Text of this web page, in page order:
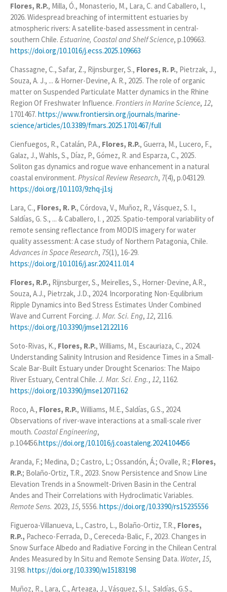
Flores, R.P., Milla, Ó., Monasterio, M., Lara, C. and Caballero, I.,
2026. Widespread breaching of intermittent estuaries by
atmospheric rivers: A satellite-based assessment in central-
southern Chile. Estuarine, Coastal and Shelf Science, p.109663.
https://doi.org/10.1016/j.ecss.2025.109663
Chassagne, C., Safar, Z., Rijnsburger, S., Flores, R. P., Pietrzak, J.,
Souza, A. J., ... & Horner-Devine, A. R., 2025. The role of organic
matter on Suspended Particulate Matter dynamics in the Rhine
Region Of Freshwater Influence. Frontiers in Marine Science, 12,
1701467. https://www.frontiersin.org/journals/marine-
science/articles/10.3389/fmars.2025.1701467/full
Cienfuegos, R., Catalán, P.A., Flores, R.P., Guerra, M., Lucero, F.,
Galaz, J., Wahls, S., Díaz, P., Gómez, R. and Esparza, C., 2025.
Soliton gas dynamics and rogue wave enhancement in a natural
coastal environment. Physical Review Research, 7(4), p.043129.
https://doi.org/10.1103/9zhq-j1sj
Lara, C., Flores, R. P., Córdova, V., Muñoz, R., Vásquez, S. I.,
Saldías, G. S., ... & Caballero, I. , 2025. Spatio-temporal variability of
remote sensing reflectance from MODIS imagery for water
quality assessment: A case study of Northern Patagonia, Chile.
Advances in Space Research, 75(1), 16-29.
https://doi.org/10.1016/j.asr.2024.11.014
Flores, R.P., Rijnsburger, S., Meirelles, S., Horner-Devine, A.R.,
Souza, A.J., Pietrzak, J.D., 2024. Incorporating Non-Equlibrium
Ripple Dynamics into Bed Stress Estimates Under Combined
Wave and Current Forcing. J. Mar. Sci. Eng, 12, 2116.
https://doi.org/10.3390/jmse12122116
Soto-Rivas, K., Flores, R.P., Williams, M., Escauriaza, C., 2024.
Understanding Salinity Intrusion and Residence Times in a Small-
Scale Bar-Built Estuary under Drought Scenarios: The Maipo
River Estuary, Central Chile. J. Mar. Sci. Eng., 12, 1162.
https://doi.org/10.3390/jmse12071162
Roco, A., Flores, R.P., Williams, M.E., Saldías, G.S., 2024.
Observations of river-wave interactions at a small-scale river
mouth. Coastal Engineering,
p.104456.https://doi.org/10.1016/j.coastaleng.2024.104456
Aranda, F.; Medina, D.; Castro, L.; Ossandón, Á.; Ovalle, R.; Flores,
R.P.; Bolaño-Ortiz, T.R., 2023. Snow Persistence and Snow Line
Elevation Trends in a Snowmelt-Driven Basin in the Central
Andes and Their Correlations with Hydroclimatic Variables.
Remote Sens. 2023, 15, 5556. https://doi.org/10.3390/rs15235556
Figueroa-Villanueva, L., Castro, L., Bolaño-Ortiz, T.R., Flores,
R.P., Pacheco-Ferrada, D., Cereceda-Balic, F., 2023. Changes in
Snow Surface Albedo and Radiative Forcing in the Chilean Central
Andes Measured by In Situ and Remote Sensing Data. Water, 15,
3198. https://doi.org/10.3390/w15183198
Muñoz, R., Lara, C., Arteaga, J., Vásquez, S.I., Saldías, G.S.,